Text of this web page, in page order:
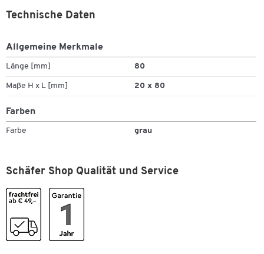
Technische Daten
Allgemeine Merkmale
Länge [mm] 80
Maße H x L [mm] 20 x 80
Farben
Farbe grau
Schäfer Shop Qualität und Service